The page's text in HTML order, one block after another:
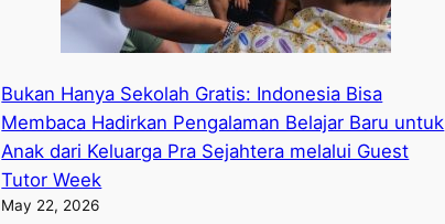
Bukan Hanya Sekolah Gratis: Indonesia Bisa
Membaca Hadirkan Pengalaman Belajar Baru untuk
Anak dari Keluarga Pra Sejahtera melalui Guest
Tutor Week
May 22, 2026